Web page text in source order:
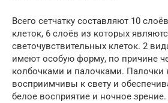
Всего сетчатку составляют 10
клеток, 6 слоёв из которых
светочувствительных клеток. 2
имеют особую форму, по причине
колбочками и палочками. Палочки
восприимчивы к свету и
белое восприятие и ночное